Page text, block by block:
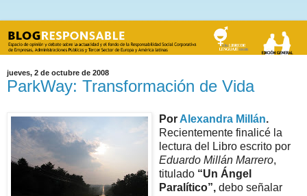
jueves, 2 de octubre de 2008
ParkWay: Transformación de Vida
Por Alexandra Millán.
Recientemente finalicé la
lectura del Libro escrito por
Eduardo Millán Marrero,
titulado “Un Ángel
Paralítico”, debo señalar